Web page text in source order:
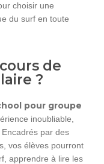
choisir une
du surf en toute
de
?
pour groupe
inoubliable,
par des
vos élèves pourront
apprendre à lire les